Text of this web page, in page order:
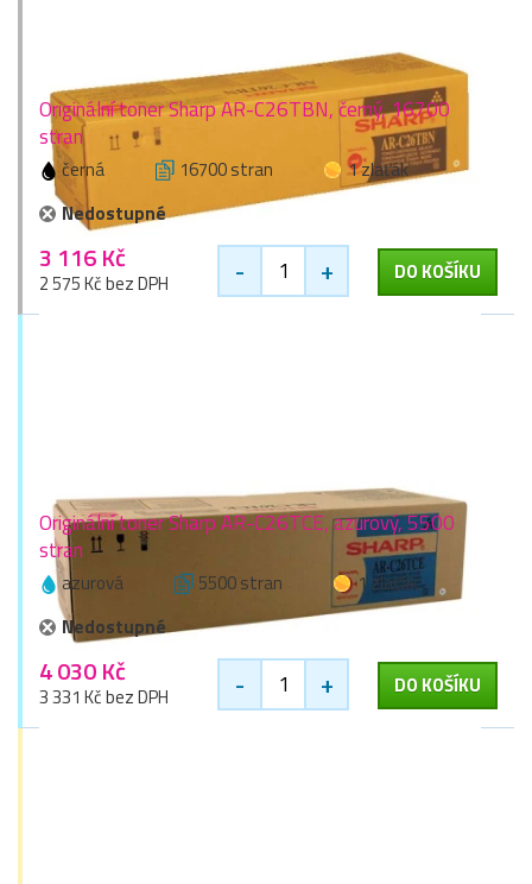
Originální toner Sharp AR-C26TBN, černý, 16700
stran
černá 16700 stran
1 zlaťák
Nedostupné
3 116 Kč
2 575 Kč bez DPH - + DO KOŠÍKU
Originální toner Sharp AR-C26TCE, azurový, 5500
stran
azurová 5500 stran
1 zlaťák
Nedostupné
4 030 Kč
3 331 Kč bez DPH - + DO KOŠÍKU